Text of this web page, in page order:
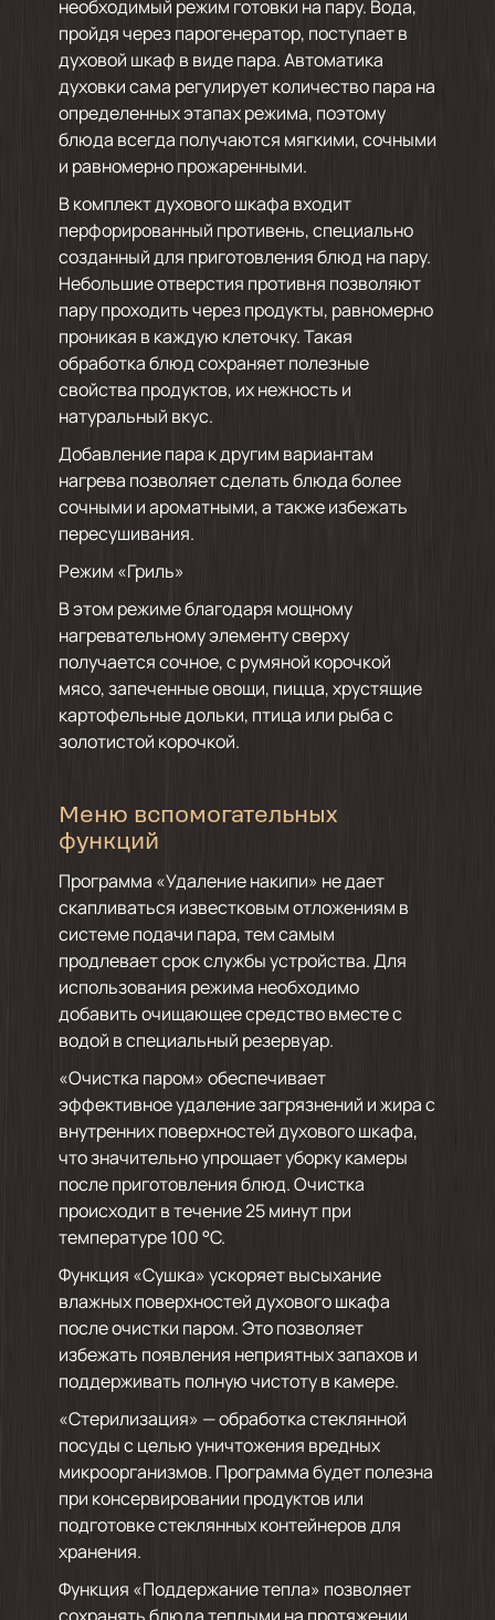
необходимый режим готовки на пару. Вода,
пройдя через парогенератор, поступает в
духовой шкаф в виде пара. Автоматика
духовки сама регулирует количество пара на
определенных этапах режима, поэтому
блюда всегда получаются мягкими, сочными
и равномерно прожаренными.
В комплект духового шкафа входит
перфорированный противень, специально
созданный для приготовления блюд на пару.
Небольшие отверстия противня позволяют
пару проходить через продукты, равномерно
проникая в каждую клеточку. Такая
обработка блюд сохраняет полезные
свойства продуктов, их нежность и
натуральный вкус.
Добавление пара к другим вариантам
нагрева позволяет сделать блюда более
сочными и ароматными, а также избежать
пересушивания.
Режим «Гриль»
В этом режиме благодаря мощному
нагревательному элементу сверху
получается сочное, с румяной корочкой
мясо, запеченные овощи, пицца, хрустящие
картофельные дольки, птица или рыба с
золотистой корочкой.
Меню вспомогательных
функций
Программа «Удаление накипи» не дает
скапливаться известковым отложениям в
системе подачи пара, тем самым
продлевает срок службы устройства. Для
использования режима необходимо
добавить очищающее средство вместе с
водой в специальный резервуар.
«Очистка паром» обеспечивает
эффективное удаление загрязнений и жира с
внутренних поверхностей духового шкафа,
что значительно упрощает уборку камеры
после приготовления блюд. Очистка
происходит в течение 25 минут при
температуре 100 °C.
Функция «Сушка» ускоряет высыхание
влажных поверхностей духового шкафа
после очистки паром. Это позволяет
избежать появления неприятных запахов и
поддерживать полную чистоту в камере.
«Стерилизация» — обработка стеклянной
посуды с целью уничтожения вредных
микроорганизмов. Программа будет полезна
при консервировании продуктов или
подготовке стеклянных контейнеров для
хранения.
Функция «Поддержание тепла» позволяет